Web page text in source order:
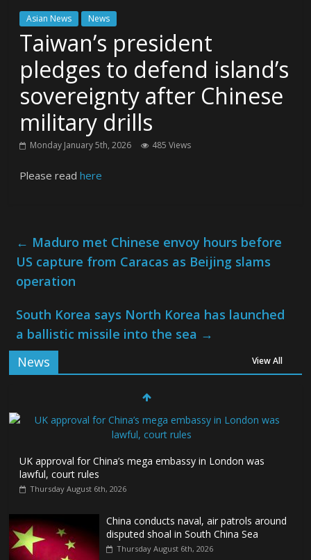
Asian News News
Taiwan’s president
pledges to defend island’s
sovereignty after Chinese
military drills
Monday January 5th, 2026 485 Views
Please readhere
← Maduro met Chinese envoy hours before
US capture from Caracas as Beijing slams
operation
South Korea says North Korea has launched
a ballistic missile into the sea →
News
View All
UK approval for China’s mega embassy in London was
lawful, court rules
Thursday August 6th, 2026
China conducts naval, air patrols around
disputed shoal in South China Sea
Thursday August 6th, 2026